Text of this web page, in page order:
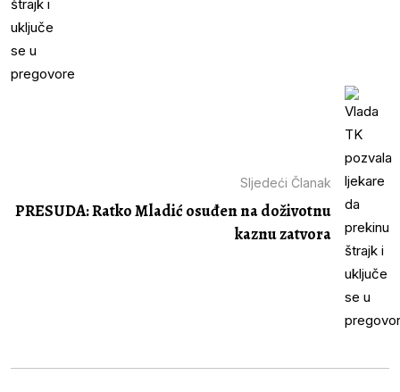
Sljedeći Članak
PRESUDA: Ratko Mladić osuđen na doživotnu
kaznu zatvora